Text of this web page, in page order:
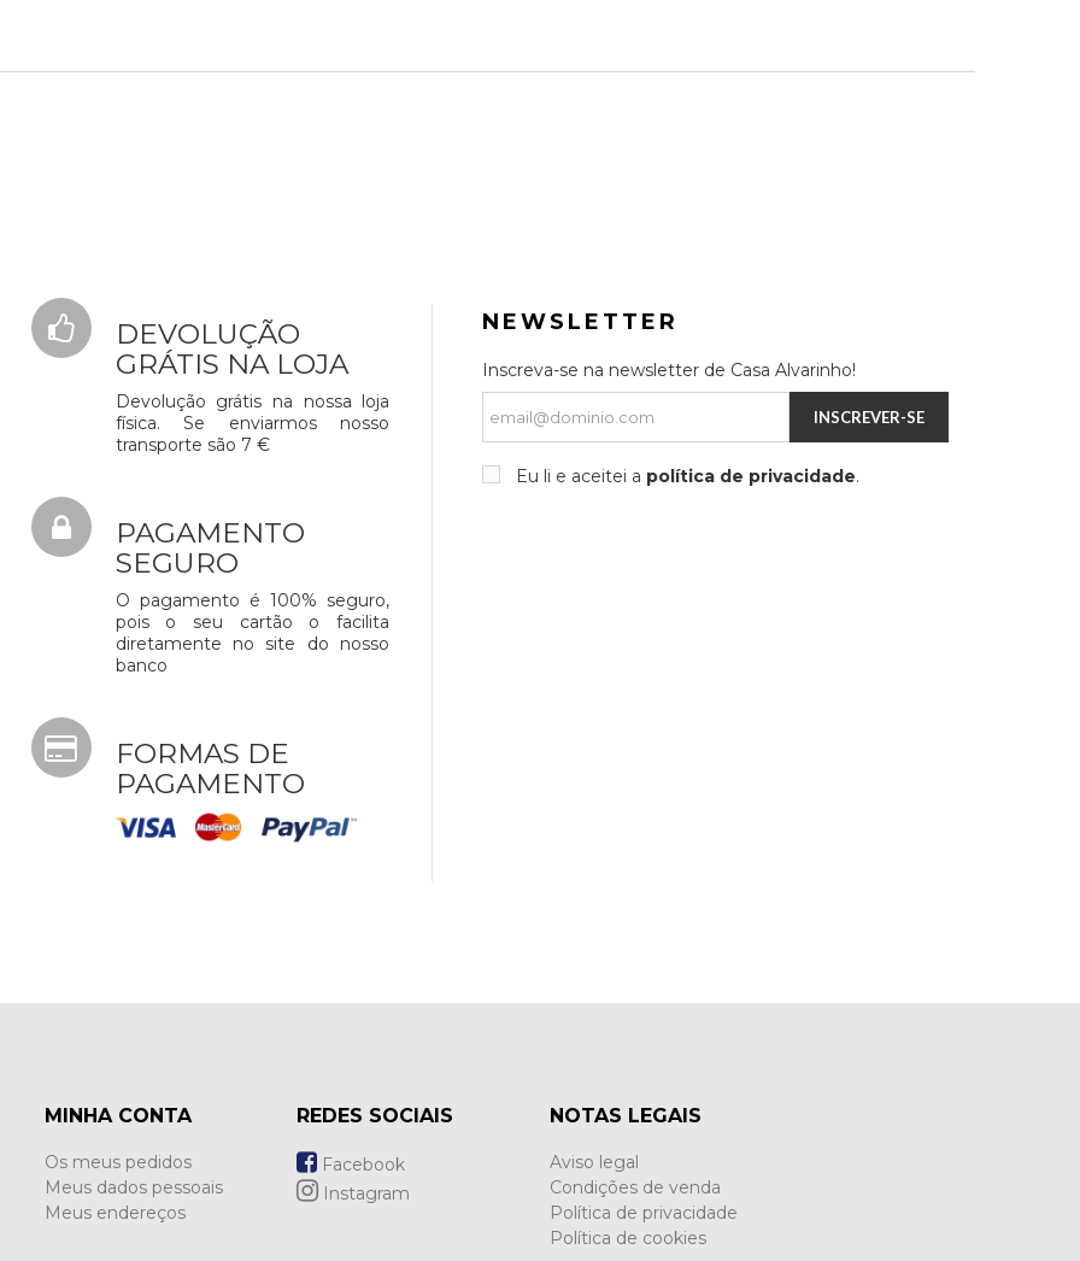
DEVOLUÇÃO
GRÁTIS NA LOJA
Devolução grátis na nossa loja
física. Se enviarmos nosso
transporte são 7 €
PAGAMENTO
SEGURO
O pagamento é 100% seguro,
pois o seu cartão o facilita
diretamente no site do nosso
banco
FORMAS DE
PAGAMENTO
NEWSLETTER
Inscreva-se na newsletter de Casa Alvarinho!
INSCREVER-SE
Eu li e aceitei a política de privacidade.
MINHA CONTA
Os meus pedidos
Meus dados pessoais
Meus endereços
REDES SOCIAIS
Facebook
Instagram
NOTAS LEGAIS
Aviso legal
Condições de venda
Política de privacidade
Política de cookies